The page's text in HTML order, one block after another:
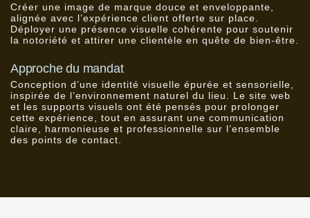
Créer une image de marque douce et enveloppante,
alignée avec l’expérience client offerte sur place.
Déployer une présence visuelle cohérente pour soutenir
la notoriété et attirer une clientèle en quête de bien-être.
Approche du mandat
Conception d’une identité visuelle épurée et sensorielle,
inspirée de l’environnement naturel du lieu. Le site web
et les supports visuels ont été pensés pour prolonger
cette expérience, tout en assurant une communication
claire, harmonieuse et professionnelle sur l’ensemble
des points de contact.